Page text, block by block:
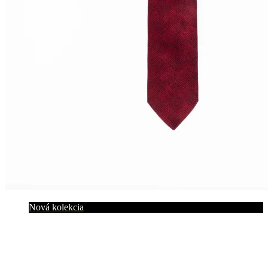
Nová kolekcia